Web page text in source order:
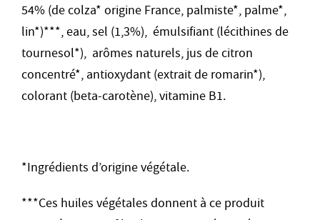
54% (de colza* origine France, palmiste*, palme*,
lin*)***, eau, sel (1,3%), émulsifiant (lécithines de
tournesol*), arômes naturels, jus de citron
concentré*, antioxydant (extrait de romarin*),
colorant (beta-carotène), vitamine B1.
*Ingrédients d’origine végétale.
***Ces huiles végétales donnent à ce produit